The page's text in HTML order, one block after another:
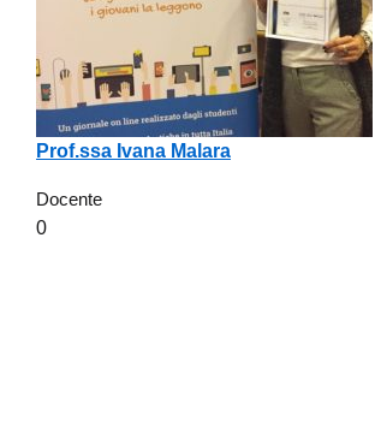
Prof.ssa Ivana Malara
Docente
0